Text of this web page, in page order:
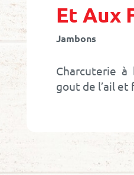
Et Aux
Jambons
Charcuterie
gout de l’ail et